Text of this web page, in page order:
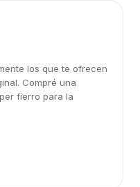
los que te ofrecen
Compré una
fierro para la